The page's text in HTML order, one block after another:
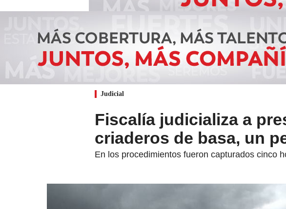
Judicial
Fiscalía judicializa a
criaderos de basa, un
En los procedimientos fueron capturados cinco